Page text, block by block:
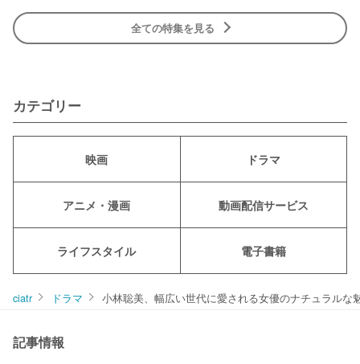
全ての特集を見る
カテゴリー
映画 ドラマ
アニメ・漫画 動画配信サービス
ライフスタイル 電子書籍
ciatr ドラマ 小林聡美、幅広い世代に愛される女優のナチュラルな
記事情報